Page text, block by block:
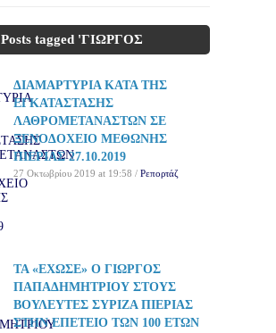
Posts tagged 'ΓΙΩΡΓΟΣ
ΔΙΑΜΑΡΤΥΡΙΑ ΚΑΤΑ ΤΗΣ
ΕΓΚΑΤΑΣΤΑΣΗΣ
ΛΑΘΡΟΜΕΤΑΝΑΣΤΩΝ ΣΕ
ΞΕΝΟΔΟΧΕΙΟ ΜΕΘΩΝΗΣ
ΠΙΕΡΙΑΣ 27.10.2019
27 Οκτωβρίου 2019 at 19:58 / Ρεπορτάζ
ΤΑ «ΕΧΩΣΕ» Ο ΓΙΩΡΓΟΣ
ΠΑΠΑΔΗΜΗΤΡΙΟΥ ΣΤΟΥΣ
ΒΟΥΛΕΥΤΕΣ ΣΥΡΙΖΑ ΠΙΕΡΙΑΣ
ΣΤΗΝ ΕΠΕΤΕΙΟ ΤΩΝ 100 ΕΤΩΝ